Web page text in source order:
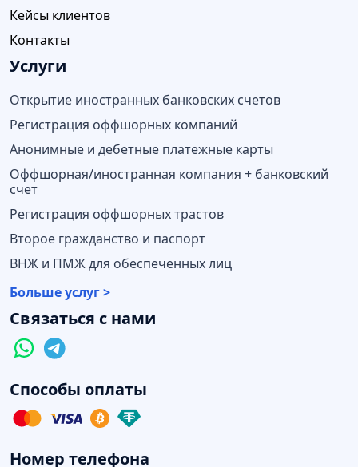
Кейсы клиентов
Контакты
Услуги
Открытие иностранных банковских счетов
Регистрация оффшорных компаний
Анонимные и дебетные платежные карты
Оффшорная/иностранная компания + банковский
счет
Регистрация оффшорных трастов
Второе гражданство и паспорт
ВНЖ и ПМЖ для обеспеченных лиц
Больше услуг >
Связаться с нами
Способы оплаты
Номер телефона